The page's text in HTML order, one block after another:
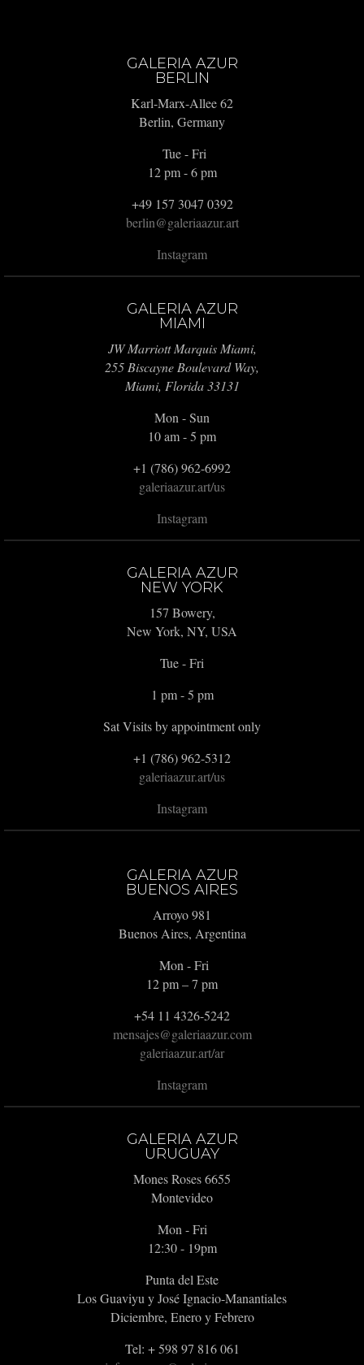
GALERIA AZUR
BERLIN
Karl-Marx-Allee 62
Berlin, Germany
Tue - Fri
12 pm - 6 pm
+49 157 3047 0392
berlin@galeriaazur.art
Instagram
GALERIA AZUR
MIAMI
JW Marriott Marquis Miami,
255 Biscayne Boulevard Way,
Miami, Florida 33131
Mon - Sun
10 am - 5 pm
+1 (786) 962-6992
galeriaazur.art/us
Instagram
GALERIA AZUR
NEW YORK
157 Bowery,
New York, NY, USA
Tue - Fri
1 pm - 5 pm
Sat Visits by appointment only
+1 (786) 962-5312
galeriaazur.art/us
Instagram
GALERIA AZUR
BUENOS AIRES
Arroyo 981
Buenos Aires, Argentina
Mon - Fri
12 pm – 7 pm
+54 11 4326-5242
mensajes@galeriaazur.com
galeriaazur.art/ar
Instagram
GALERIA AZUR
URUGUAY
Mones Roses 6655
Montevideo
Mon - Fri
12:30 - 19pm
Punta del Este
Los Guaviyu y José Ignacio-Manantiales
Diciembre, Enero y Febrero
Tel: + 598 97 816 061